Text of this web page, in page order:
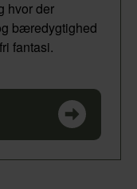
hvor der
bæredygtighed
fantasi.